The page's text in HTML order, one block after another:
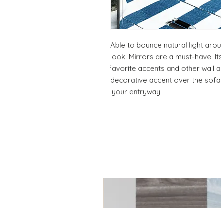
Able to bounce natural light
look. Mirrors are a must-have.
favorite accents and other wall
decorative accent over the
your entryway.